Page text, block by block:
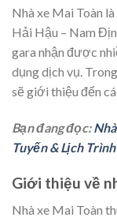
Nhà xe Mai Toàn
Hải Hậu – Nam
gara nhận được
dụng dịch vụ.
sẽ giới thiệu đến
Bạn đang đọc:
Tuyến & Lịch Trình
Giới thiệu về
Nhà xe Mai Toàn